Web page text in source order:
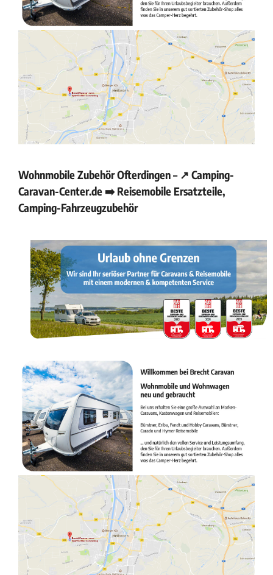
Wohnmobile Zubehör Ofterdingen – ↗️ Camping-
Caravan-Center.de ➡️ Reisemobile Ersatzteile,
Camping-Fahrzeugzubehör